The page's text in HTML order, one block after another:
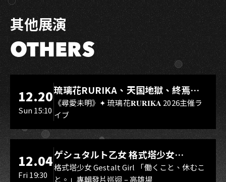
其他展演
OTHERS
LIVE WAREHOUSE 小庫
12.20
Sun 15:10
琉璃花RURIKA、天国地獄、終焉
Rebirth、DUALIA、無我夢中、花奏
スマイル（O.A.）
《尋愛未明》✦ 琉璃花𝐑𝐔𝐑𝐈𝐊𝐀 2026主催ラ
イブ
LIVE WAREHOUSE 小庫
12.04
Fri 19:30
ゲシュタルト乙女 格式塔少女
Gestalt Girl
格式塔少女 Gestalt Girl 「働くこと、休むこ
と。」專輯發片巡迴 – 高雄場